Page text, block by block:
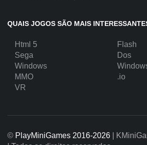
QUAIS JOGOS SÃO MAIS
Html 5
Flash
Sega
Dos
Windows
MMO
.io
VR
© PlayMiniGames 2016-2026 |